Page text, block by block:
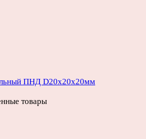
ПНД D20х20х20мм
товары